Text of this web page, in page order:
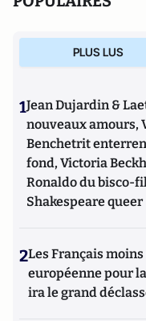
PLUS LUS
1Jean Dujardin &
nouveaux amours,
Benchetrit
fond, Victoria
Ronaldo du bisco-
Shakespeare queer
2Les Français
européenne pour
ira le grand